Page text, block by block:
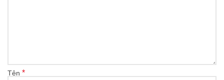
Tên *